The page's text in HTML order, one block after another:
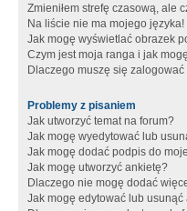
Zmieniłem strefę czasową, ale
Na liście nie ma mojego języka!
Jak mogę wyświetlać obrazek
Czym jest moja ranga i jak
Dlaczego muszę się
Problemy z pisaniem
Jak utworzyć temat na forum?
Jak mogę wyedytować lub
Jak mogę dodać podpis do
Jak mogę utworzyć ankietę?
Dlaczego nie mogę dodać
Jak mogę edytować lub usunąć